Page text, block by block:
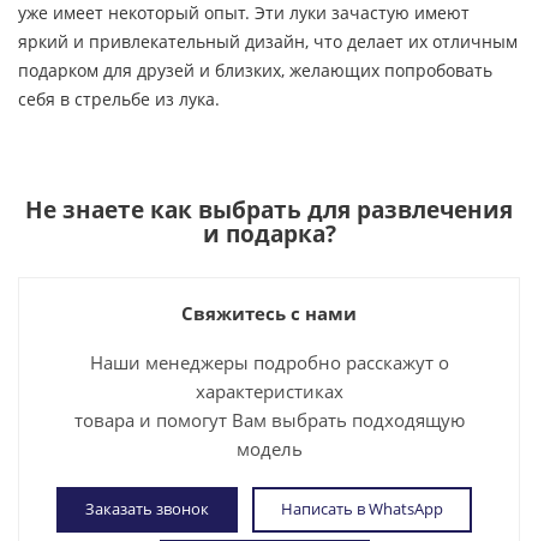
уже имеет некоторый опыт. Эти луки зачастую имеют
яркий и привлекательный дизайн, что делает их отличным
подарком для друзей и близких, желающих попробовать
себя в стрельбе из лука.
Не знаете как выбрать для развлечения
и подарка?
Свяжитесь с нами
Наши менеджеры подробно расскажут о
характеристиках
товара и помогут Вам выбрать подходящую
модель
Заказать звонок Написать в WhatsApp